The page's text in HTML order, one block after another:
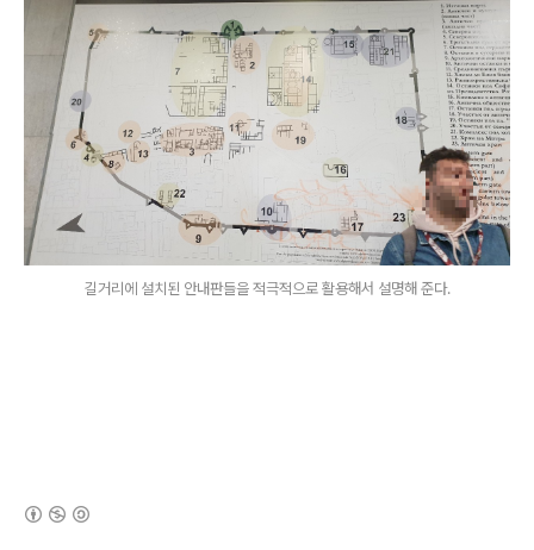
길거리에 설치된 안내판들을 적극적으로 활용해서 설명해 준다.